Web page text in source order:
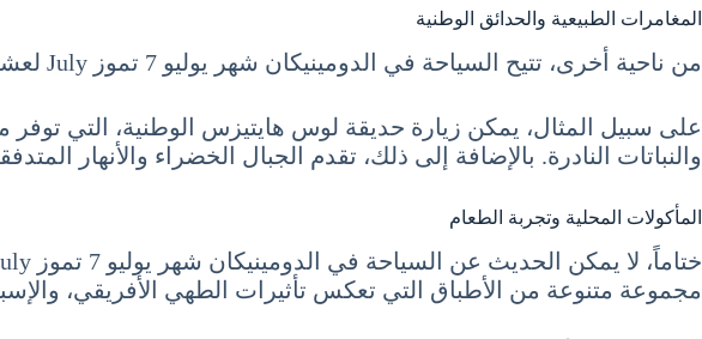
المغامرات الطبيعية والحدائق الوطنية
من ناحية أخرى، تتيح السياحة في الدومينيكان شهر يوليو 7 تموز July لعشاق الطبيعة الفرصة للاستمتاع بالمغامرات الطبيعية والحدائق الوطنية.
على سبيل المثال، يمكن زيارة حديقة لوس هايتيزس الوطنية، التي
والنباتات النادرة. بالإضافة إلى ذلك، تقدم الجبال الخضراء والأنهار
المأكولات المحلية وتجربة الطعام
مجموعة متنوعة من الأطباق التي تعكس تأثيرات الطهي الأفريقي،